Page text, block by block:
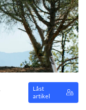
Låst
artikel